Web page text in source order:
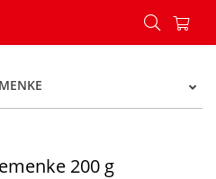
sjemenke 200 g - Konzum
200 g